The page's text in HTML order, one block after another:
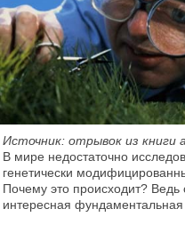
Источник: отрывок из
В мире недостаточно
генетически
Почему это происходит? Ведь
интересная